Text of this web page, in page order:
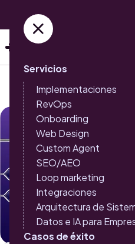
Servicios
Implementaciones
RevOps
Onboarding
Web Design
Custom Agent
SEO/AEO
Loop marketing
Integraciones
Arquitectura de
Datos e IA para
Casos de éxito